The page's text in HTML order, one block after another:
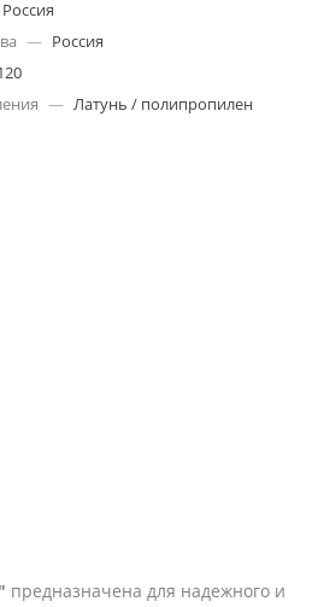
Россия
— Россия
— Латунь / полипропилен
предназначена для надежного и